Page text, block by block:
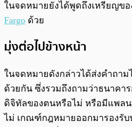
ในจดหมายยังได้พูดถึงเหรียญขอ
Fargo ด้วย
มุ่งต่อไปข้างหน้า
ในจดหมายดังกล่าวได้ส่งคำถา
ด้วยกัน ซึ่งรวมถึงถามว่าธนาคา
ดิจิทัลของตนหรือไม่ หรือมีแพล
ไม่ เกณฑ์กฎหมายออกมารองรับ